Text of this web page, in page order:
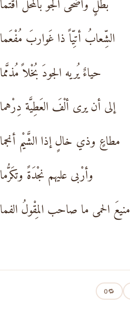
بطَلٍّ وأضْحى الجوُّ بالمحل أقْتما
الشِّعابُ أتِيّاً ذا غَواربَ مُفْعَما
حياءٌ يُريه الجودَ بُخْلاً مُذمَّما
إلى أن يرى ألْفَ العَطِيَّة دِرْهما
مطاعٍ وذي خالٍ إذا الشَّيْم أنجما
وأرْبى عليهم نجْدَةً وتكَرُّما
منيعَ الحمى ما صاحب المِقْولُ الفما
🔁
0